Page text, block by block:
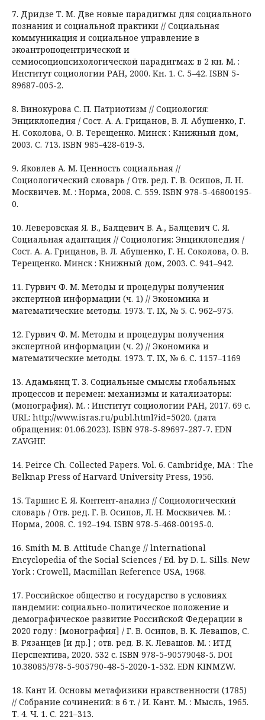
7. Дридзе Т. М. Две новые парадигмы для социального
познания и социальной практики // Социальная
коммуникация и социальное управление в
экоантропоцентрической и
семиосоциопсихологической парадигмах: в 2 кн. М. :
Институт социологии РАН, 2000. Кн. 1. С. 5–42. ISBN 5-
89687-005-2.
8. Винокурова С. П. Патриотизм // Социология:
Энциклопедия / Сост. А. А. Грицанов, В. Л. Абушенко, Г.
Н. Соколова, О. В. Терещенко. Минск : Книжный дом,
2003. С. 713. ISBN 985-428-619-3.
9. Яковлев А. М. Ценность социальная //
Социологический словарь / Отв. ред. Г. В. Осипов, Л. Н.
Москвичев. М. : Норма, 2008. С. 559. ISBN 978-5-46800195-
0.
10. Леверовская Я. В., Балцевич В. А., Балцевич С. Я.
Социальная адаптация // Социология: Энциклопедия /
Сост. А. А. Грицанов, В. Л. Абушенко, Г. Н. Соколова, О. В.
Терещенко. Минск : Книжный дом, 2003. С. 941–942.
11. Гурвич Ф. М. Методы и процедуры получения
экспертной информации (ч. 1) // Экономика и
математические методы. 1973. Т. IX, № 5. С. 962–975.
12. Гурвич Ф. М. Методы и процедуры получения
экспертной информации (ч. 2) // Экономика и
математические методы. 1973. Т. IX, № 6. С. 1157–1169
13. Адамьянц Т. З. Социальные смыслы глобальных
процессов и перемен: механизмы и катализаторы:
(монография). М. : Институт социологии РАН, 2017. 69 с.
URL: http://www.isras.ru/publ.html?id=5020. (дата
обращения: 01.06.2023). ISBN 978-5-89697-287-7. EDN
ZAVGHF.
14. Peirce Ch. Collected Papers. Vol. 6. Cambridge, MA : The
Belknap Press of Harvard University Press, 1956.
15. Таршис Е. Я. Контент-анализ // Социологический
словарь / Отв. ред. Г. В. Осипов, Л. Н. Москвичев. М. :
Норма, 2008. С. 192–194. ISBN 978-5-468-00195-0.
16. Smith М. В. Attitude Change // lnternational
Encyclopedia of the Social Sciences / Ed. by D. L. Sills. New
York : Crowell, Macmillan Reference USA, 1968.
17. Российское общество и государство в условиях
пандемии: социально-политическое положение и
демографическое развитие Российской Федерации в
2020 году : [монография] / Г. В. Осипов, В. К. Левашов, С.
В. Рязанцев [и др.] ; отв. ред. В. К. Левашов. М. : ИТД
Перспектива, 2020. 532 с. ISBN 978-5-90579048-5. DOI
10.38085/978-5-905790-48-5-2020-1-532. EDN KINMZW.
18. Кант И. Основы метафизики нравственности (1785)
// Собрание сочинений: в 6 т. / И. Кант. М. : Мысль, 1965.
Т. 4. Ч. 1. С. 221–313.